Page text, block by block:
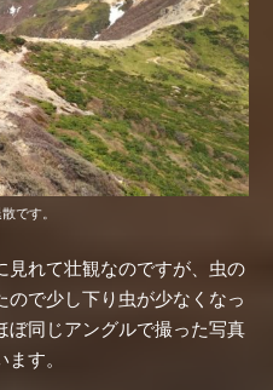
です。
見れて壮観なのですが、虫の
で少し下り虫が少なくなっ
ぼ同じアングルで撮った写真
す。